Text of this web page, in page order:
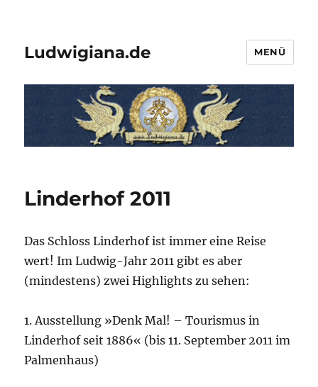
Ludwigiana.de MENÜ
Linderhof 2011
Das Schloss Linderhof ist immer eine Reise
wert! Im Ludwig-Jahr 2011 gibt es aber
(mindestens) zwei Highlights zu sehen:
1. Ausstellung »Denk Mal! – Tourismus in
Linderhof seit 1886« (bis 11. September 2011 im
Palmenhaus)